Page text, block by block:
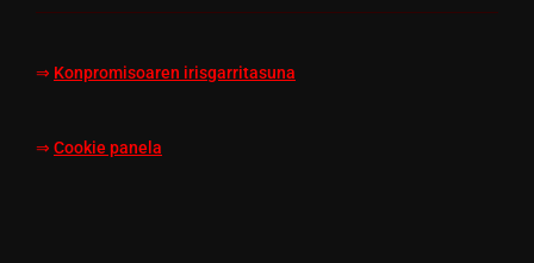
⇒ Konpromisoaren irisgarritasuna
⇒ Cookie panela